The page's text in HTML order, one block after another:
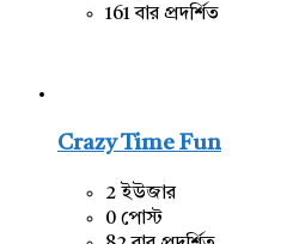
161 বার প্রদর্শিত
Crazy Time Fun
2 ইউজার
0 পোস্ট